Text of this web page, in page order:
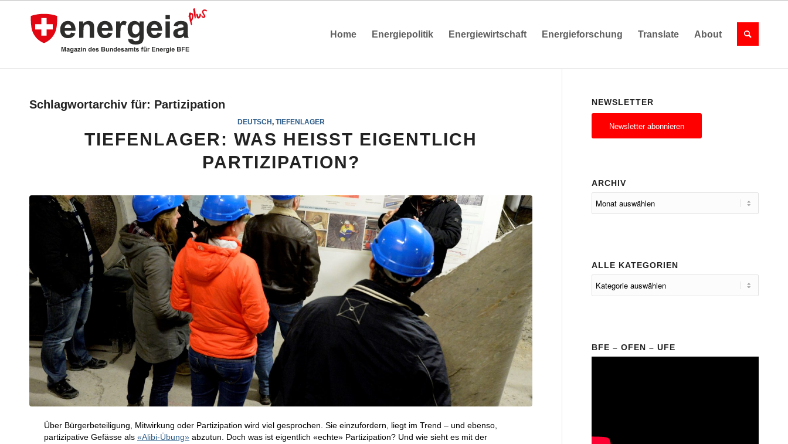
Home Energiepolitik Energiewirtschaft Energieforschung Translate About
Schlagwortarchiv für: Partizipation
DEUTSCH, TIEFENLAGER
TIEFENLAGER: WAS HEISST EIGENTLICH
PARTIZIPATION?
Über Bürgerbeteiligung, Mitwirkung oder Partizipation wird viel gesprochen. Sie einzufordern, liegt im Trend – und ebenso,
partizipative Gefässe als «Alibi-Übung» abzutun. Doch was ist eigentlich «echte» Partizipation? Und wie sieht es mit der
NEWSLETTER
Newsletter abonnieren
ARCHIV
ALLE KATEGORIEN
BFE – OFEN – UFE